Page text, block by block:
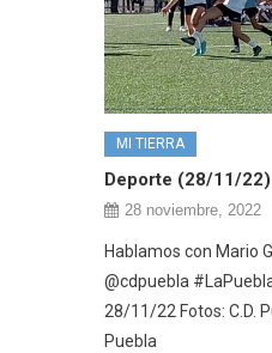
MI TIERRA
Deporte (28/11/22)
28 noviembre, 2022
Hablamos con Mario
@cdpuebla
28/11/22 Fotos: C.D.
Puebla